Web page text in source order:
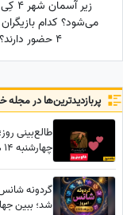
زیر
می‌شود؟ کدام
4 حضور دارند؟
پربازدید‌ترین‌ها در مجله
طالع‌بینی
چهارشنبه 14 مرداد 1405
شد؛ ببین